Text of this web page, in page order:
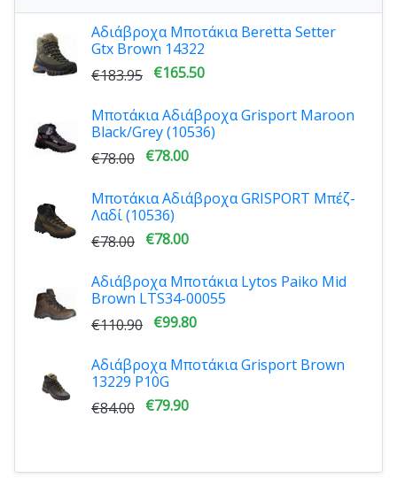
Αδιάβροχα Μποτάκια Beretta Setter
Gtx Brown 14322
€183.95 €165.50
Μποτάκια Αδιάβροχα Grisport Maroon
Black/Grey (10536)
€78.00 €78.00
Μποτάκια Αδιάβροχα GRISPORT Μπέζ-
Λαδί (10536)
€78.00 €78.00
Αδιάβροχα Μποτάκια Lytos Paiko Mid
Brown LTS34-00055
€110.90 €99.80
Αδιάβροχα Μποτάκια Grisport Brown
13229 P10G
€84.00 €79.90